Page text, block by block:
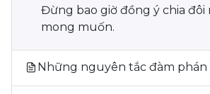
Đừng bao giờ đồng ý chia đôi
mong muốn.
Những nguyên tắc đàm phán